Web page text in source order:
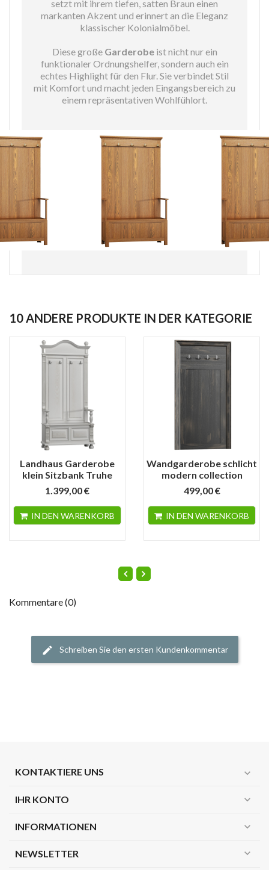
setzt mit ihrem tiefen, satten Braun einen
markanten Akzent und erinnert an die Eleganz
klassischer Kolonialmöbel.
Diese große Garderobeist nicht nur ein
funktionaler Ordnungshelfer, sondern auch ein
echtes Highlight für den Flur. Sie verbindet Stil
mit Komfort und macht jeden Eingangsbereich zu
einem repräsentativen Wohlfühlort.
10 ANDERE PRODUKTE IN DER KATEGORIE
Landhaus Garderobe
klein Sitzbank Truhe
1.399,00 €
IN DEN WARENKORB
Wandgarderobe schlicht
modern collection
499,00 €
IN DEN WARENKORB
Kommentare (0)
Schreiben Sie den ersten Kundenkommentar
KONTAKTIERE UNS expand_more
IHR KONTO expand_more
INFORMATIONEN expand_more
NEWSLETTER expand_more